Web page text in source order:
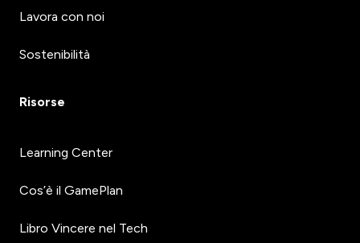
Lavora con noi
Sostenibilità
Risorse
Learning Center
Cos’è il GamePlan
Libro Vincere nel Tech